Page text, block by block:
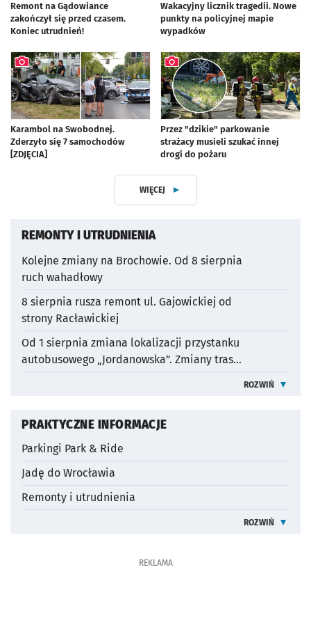
REMONTY I UTRUDNIENIA
Kolejne zmiany na Brochowie. Od 8 sierpnia
ruch wahadłowy
otworzy się w nowej karcie
8 sierpnia rusza remont ul. Gajowickiej od
strony Racławickiej
otworzy się w nowej karcie
Od 1 sierpnia zmiana lokalizacji przystanku
autobusowego „Jordanowska”. Zmiany tras
autobusów
otworzy się w nowej karcie
ROZWIŃ
Remont na Gądowiance
zakończył się przed czasem.
Koniec utrudnień!
Wakacyjny licznik tragedii. Nowe
punkty na policyjnej mapie
wypadków
Karambol na Swobodnej.
Zderzyło się 7 samochodów
[ZDJĘCIA]
Przez "dzikie" parkowanie
strażacy musieli szukać innej
drogi do pożaru
WIĘCEJ Z DZIAŁU SAMOCHODEM PO
PRAKTYCZNE INFORMACJEOTWORZY SIĘ W NOWEJ
Parkingi Park & Ride
Jadę do Wrocławia
Remonty i utrudnienia
ROZWIŃ
REKLAMA